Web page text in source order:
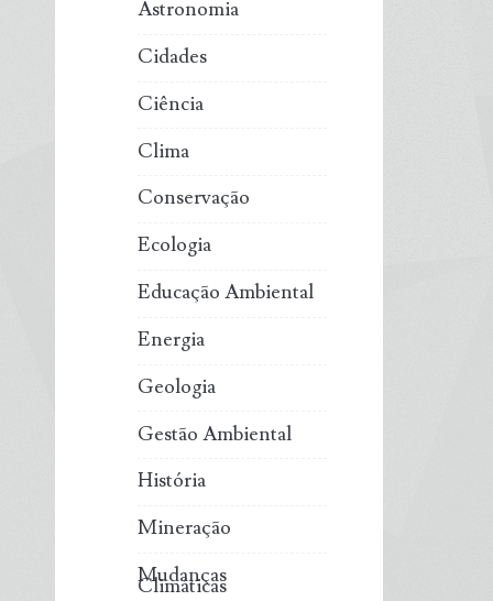
Astronomia
Cidades
Ciência
Clima
Conservação
Ecologia
Educação Ambiental
Energia
Geologia
Gestão Ambiental
História
Mineração
Mudanças
Climáticas